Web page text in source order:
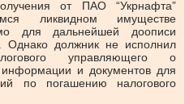
от ПАО “Укрнафта”
ликвидном имуществе
для дальнейшей доописи
Однако должник не исполнил
управляющего о
и документов для
по погашению налогового